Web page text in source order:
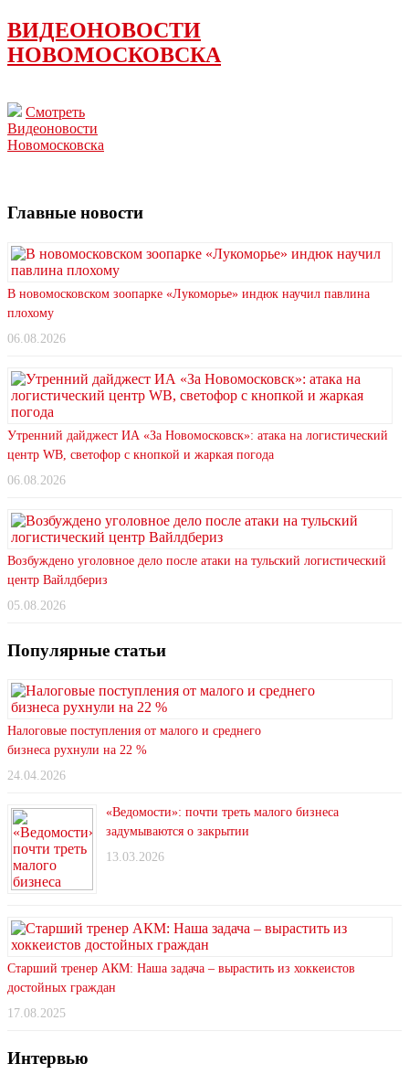
ВИДЕОНОВОСТИ
НОВОМОСКОВСКА
Смотреть
Видеоновости
Новомосковска
Главные новости
В новомосковском зоопарке «Лукоморье» индюк научил павлина
плохому
06.08.2026
Утренний дайджест ИА «За Новомосковск»: атака на логистический
центр WB, светофор с кнопкой и жаркая погода
06.08.2026
Возбуждено уголовное дело после атаки на тульский логистический
центр Вайлдбериз
05.08.2026
Популярные статьи
Налоговые поступления от малого и среднего
бизнеса рухнули на 22 %
24.04.2026
«Ведомости»: почти треть малого бизнеса
задумываются о закрытии
13.03.2026
Старший тренер АКМ: Наша задача – вырастить из хоккеистов
достойных граждан
17.08.2025
Интервью